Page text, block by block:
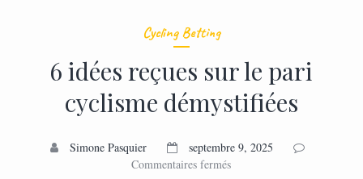
Cycling Betting
6 idées reçues sur le pari
cyclisme démystifiées
Simone Pasquier
septembre 9, 2025
Commentaires ferméssur